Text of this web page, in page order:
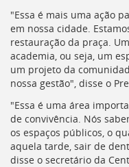
"Essa é mais uma ação
em nossa cidade.
restauração da praça.
academia, ou seja, um
um projeto da
nossa gestão", disse o
"Essa é uma área
de convivência. Nós
os espaços públicos, o
aquela tarde, sair de
disse o secretário da